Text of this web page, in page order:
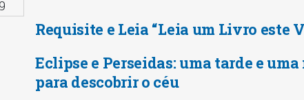
Requisite e Leia “Leia um Livro este
Eclipse e Perseidas: uma tarde e
para descobrir o céu